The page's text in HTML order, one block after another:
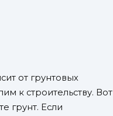
от грунтовых
к строительству. Вот
грунт. Если